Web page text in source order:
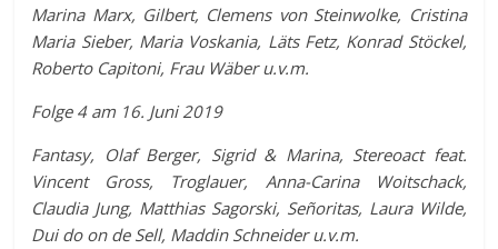
Marina Marx, Gilbert, Clemens von Steinwolke, Cristina
Maria Sieber, Maria Voskania, Läts Fetz, Konrad Stöckel,
Roberto Capitoni, Frau Wäber u.v.m.
Folge 4 am 16. Juni 2019
Fantasy, Olaf Berger, Sigrid & Marina, Stereoact feat.
Vincent Gross, Troglauer, Anna-Carina Woitschack,
Claudia Jung, Matthias Sagorski, Señoritas, Laura Wilde,
Dui do on de Sell, Maddin Schneider u.v.m.